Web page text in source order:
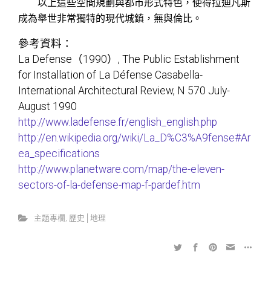
成為舉世非常獨特的現代城鎮，無與倫比。
參考資料：
La Defense（1990）, The Public Establishment
for Installation of La Défense Casabella-
International Architectural Review, N 570 July-
August 1990
http://www.ladefense.fr/english_english.php
http://en.wikipedia.org/wiki/La_D%C3%A9fense#Ar
ea_specifications
http://www.planetware.com/map/the-eleven-
sectors-of-la-defense-map-f-pardef.htm
主題專欄 歷史│地理